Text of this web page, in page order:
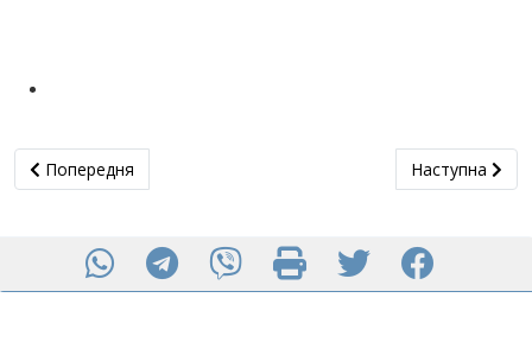
Попередня стаття: Частування в теплому колі
Попередня Наступна
Наступна